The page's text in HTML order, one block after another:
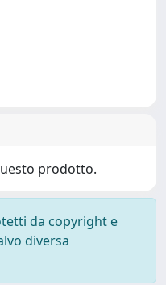
prodotto.
da copyright e
diversa